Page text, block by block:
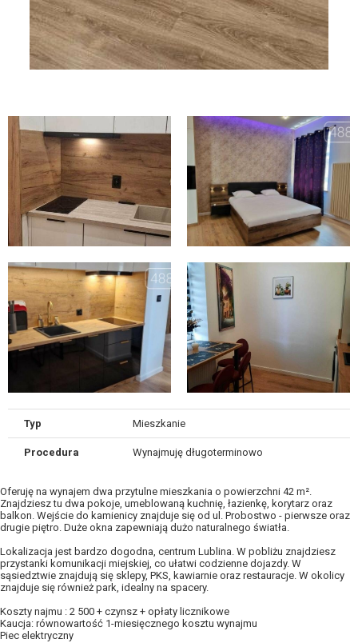
Typ Mieszkanie
Procedura Wynajmuję długoterminowo
Oferuję na wynajem dwa przytulne mieszkania o powierzchni 42 m².
Znajdziesz tu dwa pokoje, umeblowaną kuchnię, łazienkę, korytarz oraz
balkon. Wejście do kamienicy znajduje się od ul. Probostwo - pierwsze oraz
drugie piętro. Duże okna zapewniają dużo naturalnego światła.
Lokalizacja jest bardzo dogodna, centrum Lublina. W pobliżu znajdziesz
przystanki komunikacji miejskiej, co ułatwi codzienne dojazdy. W
sąsiedztwie znajdują się sklepy, PKS, kawiarnie oraz restauracje. W okolicy
znajduje się również park, idealny na spacery.
Koszty najmu : 2 500 + czynsz + opłaty licznikowe
Kaucja: równowartość 1-miesięcznego kosztu wynajmu
Piec elektryczny